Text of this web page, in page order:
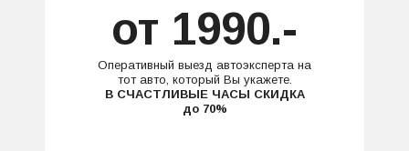
от 1990.-
Оперативный выезд автоэксперта на
тот авто, который Вы укажете.
В СЧАСТЛИВЫЕ ЧАСЫ СКИДКА
до 70%